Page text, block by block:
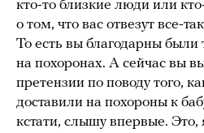
кто-то близкие люди или
о том, что вас отвезут все-
То есть вы благодарны
на похоронах. А сейчас вы
претензии по поводу того,
доставили на похороны к
кстати, слышу впервые.